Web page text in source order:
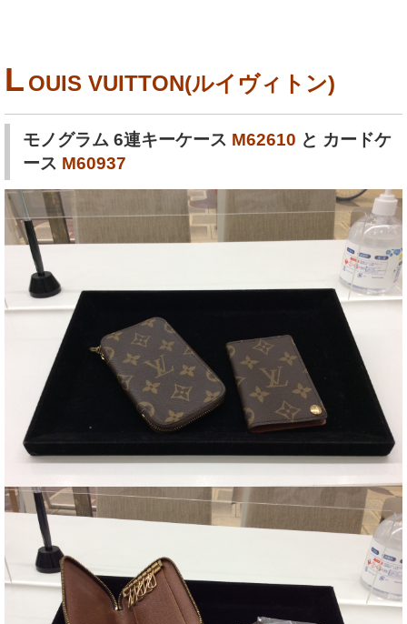
L OUIS VUITTON(ルイヴィトン)
モノグラム 6連キーケース M62610 と カードケ
ース M60937